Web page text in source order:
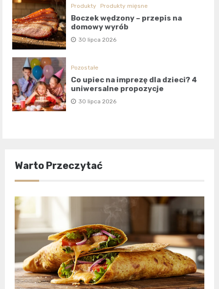
Produkty Produkty mięsne
Boczek wędzony – przepis na
domowy wyrób
30 lipca 2026
Pozostałe
Co upiec na imprezę dla dzieci? 4
uniwersalne propozycje
30 lipca 2026
Warto Przeczytać